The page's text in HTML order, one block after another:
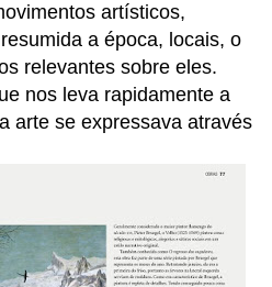
artísticos,
a época, locais, o
relevantes sobre eles.
nos leva rapidamente a
arte se expressava através